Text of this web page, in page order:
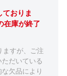
ておりま
在庫が終了
ますが、ご注
だいている
欠品により